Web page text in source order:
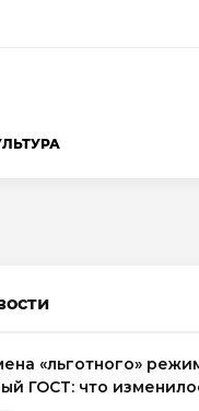
«льготного»
ГОСТ: что